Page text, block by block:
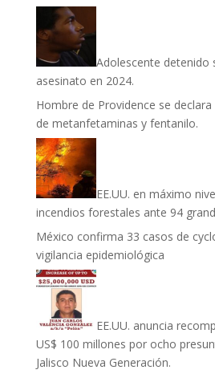
Adolescente detenido
asesinato en 2024.
Hombre de Providence se
de metanfetaminas y fentanilo.
EE.UU. en máximo
incendios forestales ante 94
México confirma 33 casos de
vigilancia epidemiológica
EE.UU. anuncia
US$ 100 millones por ocho
Jalisco Nueva Generación.